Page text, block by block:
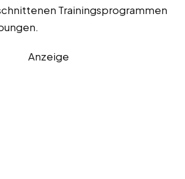
Trainingsprogrammen
Anzeige